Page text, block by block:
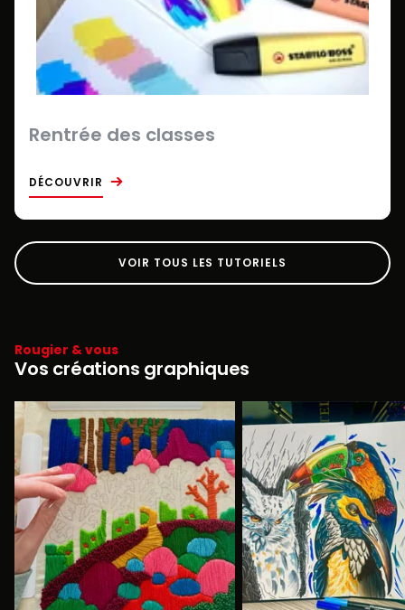
Rentrée des classes
DÉCOUVRIR
VOIR TOUS LES TUTORIELS
Rougier & vous
Vos créations graphiques